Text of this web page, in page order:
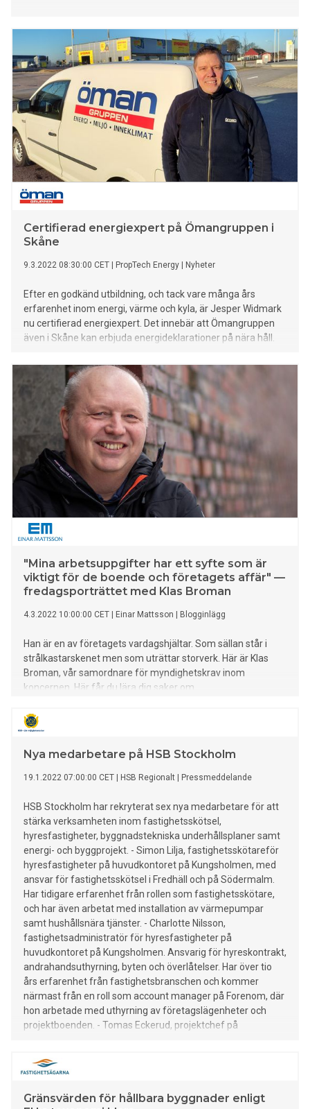
Certifierad energiexpert på Ömangruppen i
Skåne
9.3.2022 08:30:00 CET PropTech Energy Nyheter
Efter en godkänd utbildning, och tack vare många års
erfarenhet inom energi, värme och kyla, är Jesper Widmark
nu certifierad energiexpert. Det innebär att Ömangruppen
även i Skåne kan erbjuda energideklarationer på nära håll.
"Mina arbetsuppgifter har ett syfte som är
viktigt för de boende och företagets affär" —
fredagsporträttet med Klas Broman
4.3.2022 10:00:00 CET Einar Mattsson Blogginlägg
Han är en av företagets vardagshjältar. Som sällan står i
strålkastarskenet men som uträttar storverk. Här är Klas
Broman, vår samordnare för myndighetskrav inom
koncernen. Här får du lära dig saker om
medarbetare trivs på Einar Mattsson och vad förkortningen
GSB och rosa träningsoverall har gemensamt med Klas.
Nya medarbetare på HSB Stockholm
19.1.2022 07:00:00 CET HSB Regionalt Pressmeddelande
HSB Stockholm har rekryterat sex nya medarbetare för att
stärka verksamheten inom fastighetsskötsel,
hyresfastigheter, byggnadstekniska underhållsplaner samt
energi- och byggprojekt. - Simon Lilja, fastighetsskötareför
hyresfastigheter på huvudkontoret på Kungsholmen, med
ansvar för fastighetsskötsel i Fredhäll och på Södermalm.
Har tidigare erfarenhet från rollen som fastighetsskötare,
och har även arbetat med installation av värmepumpar
samt hushållsnära tjänster. - Charlotte Nilsson,
fastighetsadministratör för hyresfastigheter på
huvudkontoret på Kungsholmen. Ansvarig för hyreskontrakt,
andrahandsuthyrning, byten och överlåtelser. Har över tio
års erfarenhet från fastighetsbranschen och kommer
närmast från en roll som account manager på Forenom, där
hon arbetade med uthyrning av företagslägenheter och
projektboenden. - Tomas Eckerud, projektchef på
energiprojekt för
Gränsvärden för hållbara byggnader enligt